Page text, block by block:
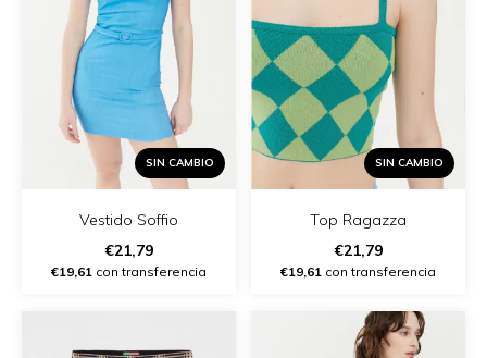
SIN CAMBIO
Vestido Soffio
€21,79
€19,61 con transferencia
SIN CAMBIO
Top Ragazza
€21,79
€19,61 con transferencia